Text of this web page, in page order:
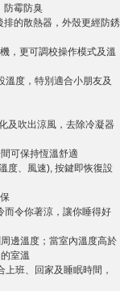
防霉防臭
排的散熱器，外殼更經防銹
，更可調校操作模式及溫
溫度，特別適合小朋友及
及吹出涼風，去除冷凝器
可保持恆溫舒適
度、風速), 按鍵即恢復設
而令你著涼，讓你睡得好
邊溫度；當室內溫度高於
室溫
班、回家及睡眠時間，